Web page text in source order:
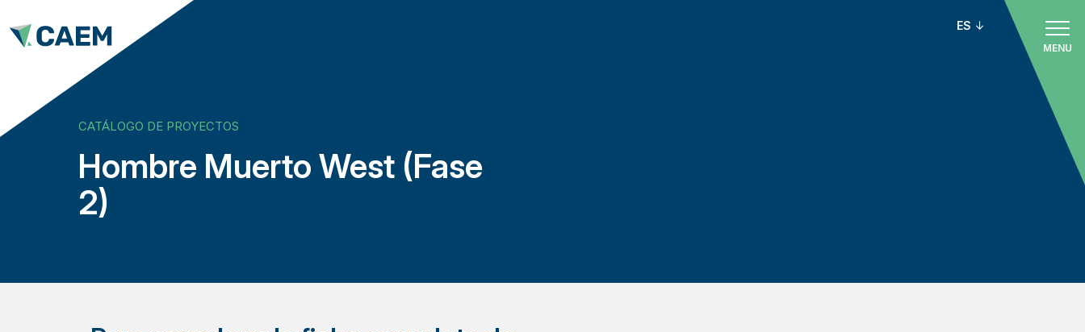
MENU
ES
CATÁLOGO DE PROYECTOS
Hombre Muerto West (Fase
2)